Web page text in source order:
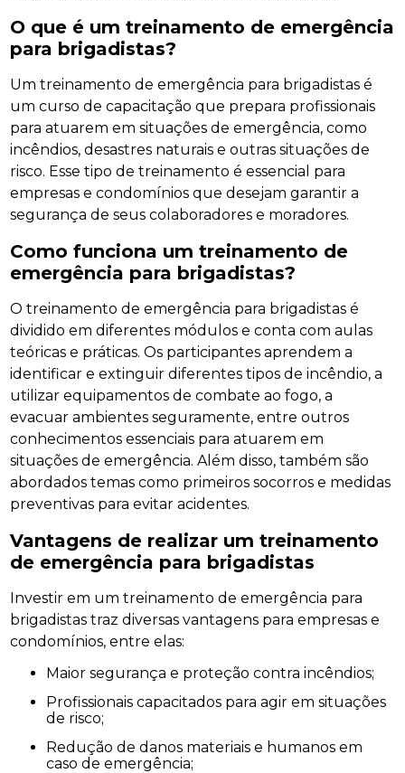
O que é um treinamento de emergência
para brigadistas?
Um treinamento de emergência para brigadistas é
um curso de capacitação que prepara profissionais
para atuarem em situações de emergência, como
incêndios, desastres naturais e outras situações de
risco. Esse tipo de treinamento é essencial para
empresas e condomínios que desejam garantir a
segurança de seus colaboradores e moradores.
Como funciona um treinamento de
emergência para brigadistas?
O treinamento de emergência para brigadistas é
dividido em diferentes módulos e conta com aulas
teóricas e práticas. Os participantes aprendem a
identificar e extinguir diferentes tipos de incêndio, a
utilizar equipamentos de combate ao fogo, a
evacuar ambientes seguramente, entre outros
conhecimentos essenciais para atuarem em
situações de emergência. Além disso, também são
abordados temas como primeiros socorros e medidas
preventivas para evitar acidentes.
Vantagens de realizar um treinamento
de emergência para brigadistas
Investir em um treinamento de emergência para
brigadistas traz diversas vantagens para empresas e
condomínios, entre elas:
Maior segurança e proteção contra incêndios;
Profissionais capacitados para agir em situações
de risco;
Redução de danos materiais e humanos em
caso de emergência;